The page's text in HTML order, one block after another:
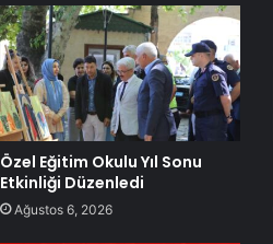
Özel Eğitim Okulu Yıl Sonu
Etkinliği Düzenledi
Ağustos 6, 2026